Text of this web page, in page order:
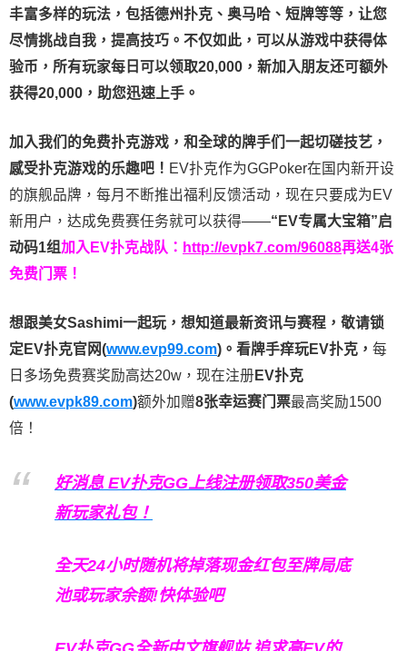
丰富多样的玩法，包括德州扑克、奥马哈、短牌等等，让您
尽情挑战自我，提高技巧。不仅如此， 可以从游戏中获得体
验币，所有玩家每日可以领取20,000，新加入朋友还可额外
获得20,000，助您迅速上手。
加入我们的免费扑克游戏，和全球的牌手们一起切磋技艺，
感受扑克游戏的乐趣吧！ EV扑克作为GGPoker在国内新开设
的旗舰品牌，每月不断推出福利反馈活动，现在只要成为EV
新用户，达成免费赛任务就可以获得——“EV专属大宝箱”启
动码1组加入EV扑克战队： http://evpk7.com/96088再送4张
免费门票！
想跟美女Sashimi一起玩， 想知道最新资讯与赛程， 敬请锁
定EV扑克官网(www.evp99.com)。 看牌手痒玩EV扑克， 每
日多场免费赛奖励高达20w，现在注册 EV扑克
(www.evpk89.com)额外加赠8张幸运赛门票最高奖励1500
倍！
好消息 EV扑克GG上线注册领取350美金
新玩家礼包！
全天24小时随机将掉落现金红包至牌局底
池或玩家余额!快体验吧